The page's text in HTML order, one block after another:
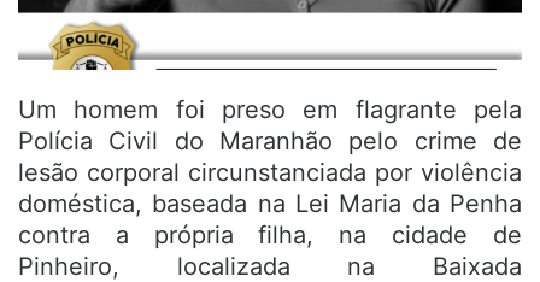
Um homem foi preso em flagrante pela
Polícia Civil do Maranhão pelo crime de
lesão corporal circunstanciada por violência
doméstica, baseada na Lei Maria da Penha
contra a própria filha, na cidade de
Pinheiro, localizada na Baixada